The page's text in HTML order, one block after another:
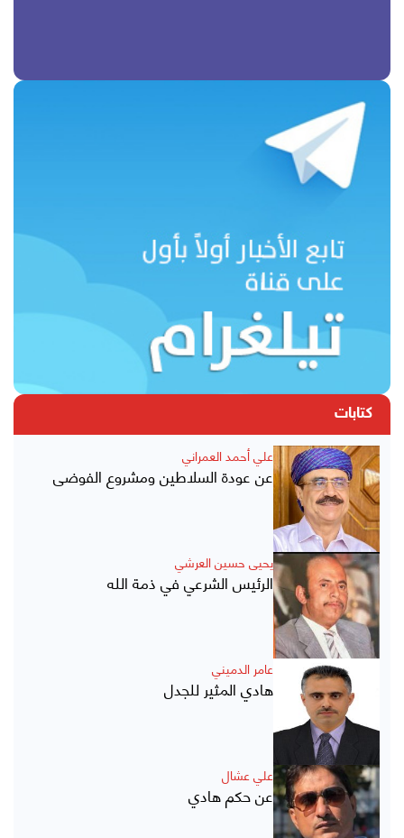
كتابات
علي أحمد العمراني
عن عودة السلاطين ومشروع الفوضى
يحيى حسين العرشي
الرئيس الشرعي في ذمة الله
عامر الدميني
هادي المثير للجدل
علي عشال
عن حكم هادي